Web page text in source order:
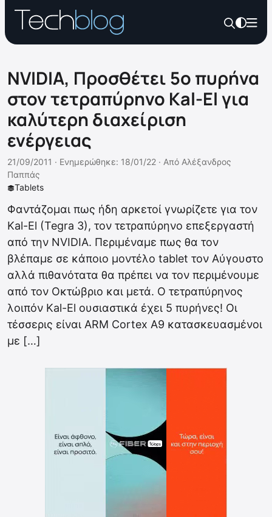
NVIDIA, Προσθέτει 5ο πυρήνα
στον τετραπύρηνο Kal-El για
καλύτερη διαχείριση
ενέργειας
Tablets
21/09/2011 · Ενημερώθηκε: 18/01/22 · Από Αλέξανδρος
Παππάς
Φαντάζομαι πως ήδη αρκετοί γνωρίζετε για τον
Kal-El (Tegra 3), τον τετραπύρηνο επεξεργαστή
από την NVIDIA. Περιμέναμε πως θα τον
βλέπαμε σε κάποιο μοντέλο tablet τον Αύγουστο
αλλά πιθανότατα θα πρέπει να τον περιμένουμε
από τον Οκτώβριο και μετά. Ο τετραπύρηνος
λοιπόν Kal-El ουσιαστικά έχει 5 πυρήνες! Οι
τέσσερις είναι ARM Cortex A9 κατασκευασμένοι
με […]